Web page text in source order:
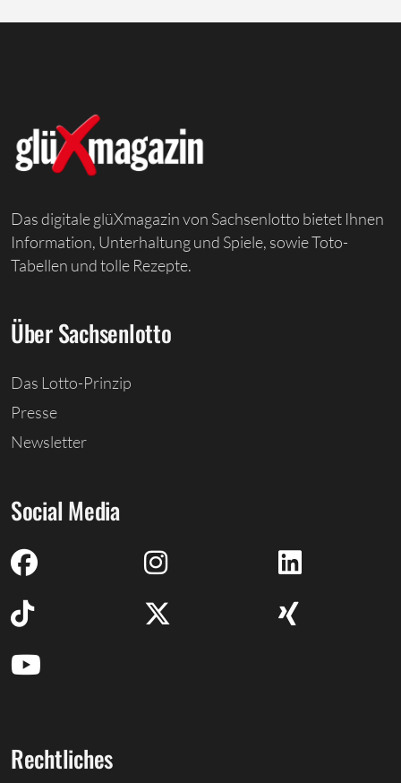
Das digitale glüXmagazin von Sachsenlotto bietet Ihnen
Information, Unterhaltung und Spiele, sowie Toto-
Tabellen und tolle Rezepte.
Über Sachsenlotto
Das Lotto-Prinzip
Presse
Newsletter
Social Media
Rechtliches